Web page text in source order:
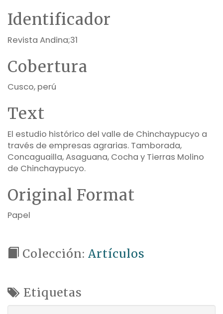
Identificador
Revista Andina;31
Cobertura
Cusco, perú
Text
El estudio histórico del valle de Chinchaypucyo a
través de empresas agrarias. Tamborada,
Concaguailla, Asaguana, Cocha y Tierras Molino
de Chinchaypucyo.
Original Format
Papel
Colección: Artículos
Etiquetas